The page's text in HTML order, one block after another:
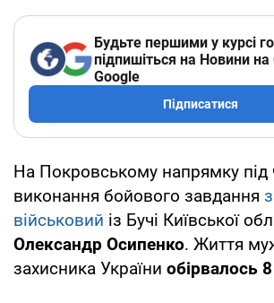
Будьте першими у курсі
підпишіться на Новини на
Google
Підписатися
На Покровському напрямку під
виконання бойового завдання
військовий із Бучі Київської
Олександр Осипенко. Життя
захисника України обірвалось